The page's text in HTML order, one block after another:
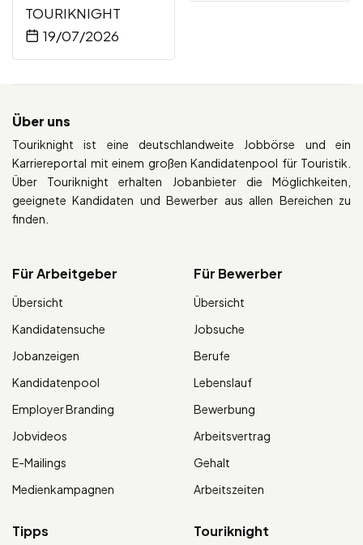
TOURIKNIGHT
19/07/2026
Über uns
Touriknight ist eine deutschlandweite Jobbörse und ein
Karriereportal mit einem großen Kandidatenpool für Touristik.
Über Touriknight erhalten Jobanbieter die Möglichkeiten,
geeignete Kandidaten und Bewerber aus allen Bereichen zu
finden.
Für Arbeitgeber
Übersicht
Kandidatensuche
Jobanzeigen
Kandidatenpool
Employer Branding
Jobvideos
E-Mailings
Medienkampagnen
Für Bewerber
Übersicht
Jobsuche
Berufe
Lebenslauf
Bewerbung
Arbeitsvertrag
Gehalt
Arbeitszeiten
Tipps Touriknight